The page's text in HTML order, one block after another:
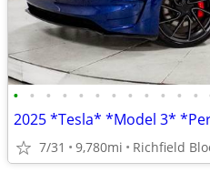
• • • • • • • • • • • •
7/31 9,780mi Richfield